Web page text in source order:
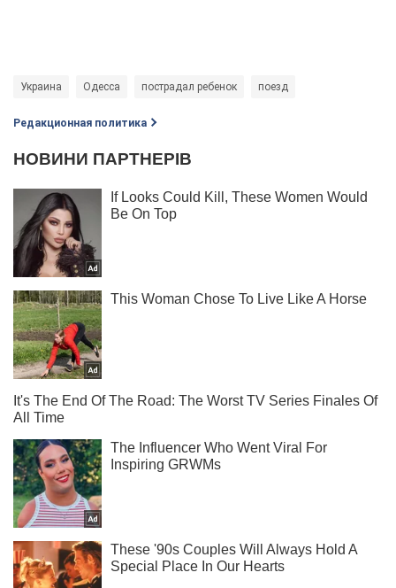
Украина Одесса пострадал ребенок поезд
Редакционная политика